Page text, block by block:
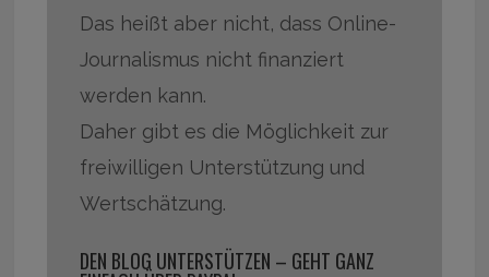
Das heißt aber nicht, dass Online-
Journalismus nicht finanziert
werden kann.
Daher gibt es die Möglichkeit zur
freiwilligen Unterstützung und
Wertschätzung.
DEN BLOG UNTERSTÜTZEN – GEHT GANZ